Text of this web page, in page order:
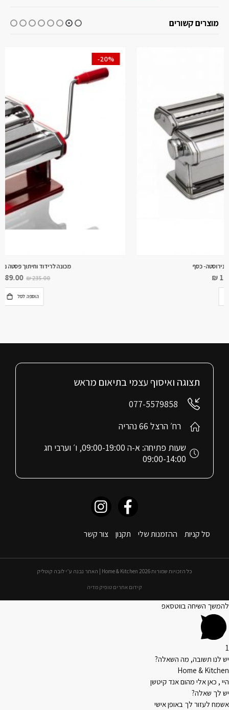
מוצרים קשורים
מכונה לרידוד וחיתוך פסטה נירוסטה- אדום
סל קניות ההזמנות שלי תקנון צור קשר
תצוגה ואיסוף עצמי בתיאום מראש
077-5579858
רח׳ הרצל 66 נהריה
שעות פתיחה: א-ה 09:00-19:00, ו׳ וערבי חג
09:00-14:00
כל הזכויות שמורות 2026 Home & Kitchen | האתר נבנה ע״י לובה קוטליק
קידום אתרים טופיק מדיה
להמשך השיחה בווטסאפ
1
יש לנו תשובה, מה השאלה?
Home & Kitchen
היי , כאן אלי מהום אנד קיטשן
יש לך שאלה?
אשמח לעזור לך באופן אישי